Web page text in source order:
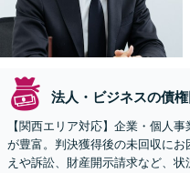
法人・ビジネスの債
【関西エリア対応】企業・個人
が豊富。判決獲得後の未回収に
えや訴訟、財産開示請求など、